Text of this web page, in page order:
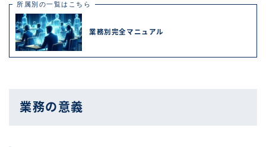
所属別の一覧はこちら
業務別完全マニュアル
業務の意義